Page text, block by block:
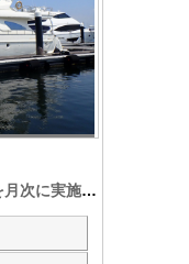
当社管理艇～定期点検、整備を月次に実施。仕様、内装、エンジンなどは大変良好です。最速30ノット余～